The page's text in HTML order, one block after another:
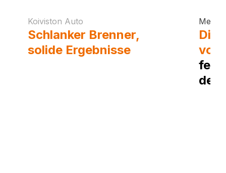
Schlanker Brenner,
solide Ergebnisse
Koiviston Auto
Die
von
den
Metos